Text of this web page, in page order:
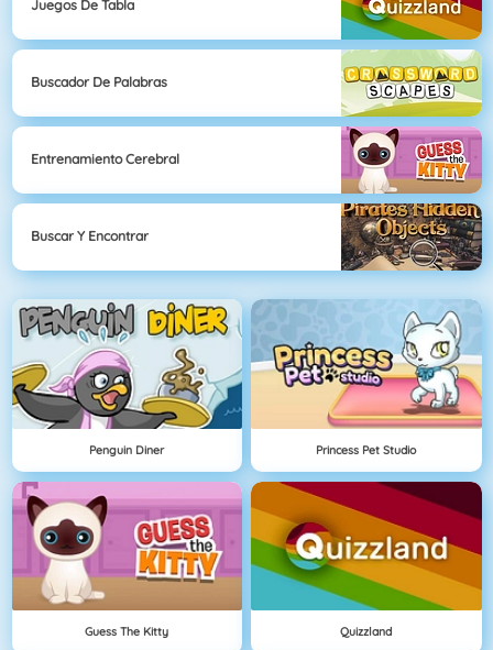
Juegos De Tabla
Buscador De Palabras
Entrenamiento Cerebral
Buscar Y Encontrar
Penguin Diner Princess Pet Studio
Guess The Kitty Quizzland